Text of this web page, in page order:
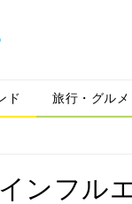
ド 旅行・グルメ
ンフル